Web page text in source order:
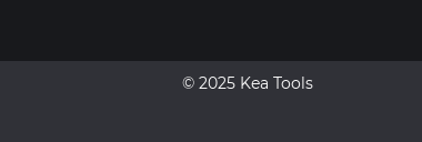
© 2025Kea Tools